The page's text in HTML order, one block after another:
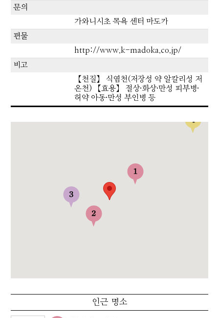
문의
가와니시초 목욕 센터 마도카
편물
http://www.k-madoka.co.jp/
비고
【천질】 식염천(저장성 약 알칼리성 저
온천) 【효용】 절상·화상·만성 피부병·
허약 아동·만성 부인병 등
인근 명소